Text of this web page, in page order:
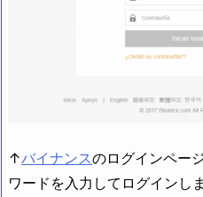
↑バイナンスのログインペー
ワードを入力してログインし